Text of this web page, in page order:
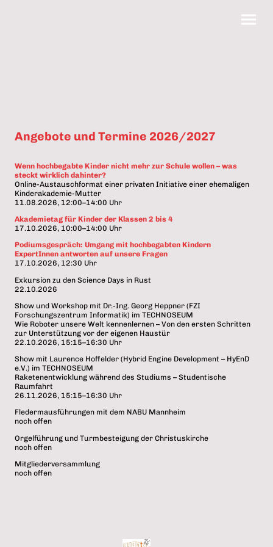
Angebote und Termine 2026/2027
Wenn hochbegabte Kinder nicht mehr zur Schule wollen – was
steckt wirklich dahinter?
Online-Austauschformat einer privaten Initiative einer ehemaligen
Kinderakademie-Mutter
11.08.2026, 12:00–14:00 Uhr
Akademietag für Kinder der Klassen 2 bis 4
17.10.2026, 10:00–14:00 Uhr
Podiumsgespräch: Umgang mit hochbegabten Kindern
ExpertInnen antworten auf unsere Fragen
17.10.2026, 12:30 Uhr
Exkursion zu den Science Days in Rust
22.10.2026
Show und Workshop mit Dr.-Ing. Georg Heppner (FZI
Forschungszentrum Informatik) im TECHNOSEUM
Wie Roboter unsere Welt kennenlernen – Von den ersten Schritten
zur Unterstützung vor der eigenen Haustür
22.10.2026, 15:15–16:30 Uhr
Show mit Laurence Hoffelder (Hybrid Engine Development – HyEnD
e.V.) im TECHNOSEUM
Raketenentwicklung während des Studiums – Studentische
Raumfahrt
26.11.2026, 15:15–16:30 Uhr
Fledermausführungen mit dem NABU Mannheim
noch offen
Orgelführung und Turmbesteigung der Christuskirche
noch offen
Mitgliederversammlung
noch offen